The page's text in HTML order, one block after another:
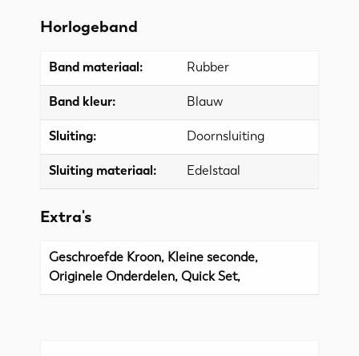
Horlogeband
Band materiaal: Rubber
Band kleur: Blauw
Sluiting: Doornsluiting
Sluiting materiaal: Edelstaal
Extra's
Geschroefde Kroon, Kleine seconde,
Originele Onderdelen, Quick Set,